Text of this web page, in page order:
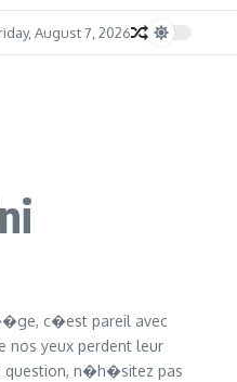
August 7, 2026
c�est pareil avec
nos yeux perdent leur
question, n�h�sitez pas